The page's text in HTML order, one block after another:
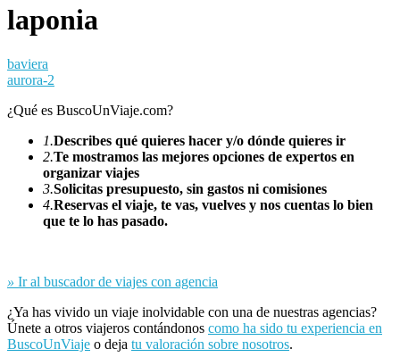
laponia
baviera
aurora-2
¿Qué es BuscoUnViaje.com?
1.Describes qué quieres hacer y/o dónde quieres ir
2.Te mostramos las mejores opciones de expertos en
organizar viajes
3.Solicitas presupuesto, sin gastos ni comisiones
4.Reservas el viaje, te vas, vuelves y nos cuentas lo bien
que te lo has pasado.
» Ir al buscador de viajes con agencia
¿Ya has vivido un viaje inolvidable con una de nuestras agencias?
Únete a otros viajeros contándonos como ha sido tu experiencia en
BuscoUnViaje o deja tu valoración sobre nosotros.